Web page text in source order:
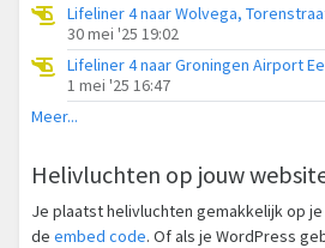
Lifeliner 4 naar Wolvega,
30 mei '25 19:02
1 mei '25 16:47
Meer...
Helivluchten op jouw
Je plaatst helivluchten gemakkelijk op
de embed code. Of als je WordPress